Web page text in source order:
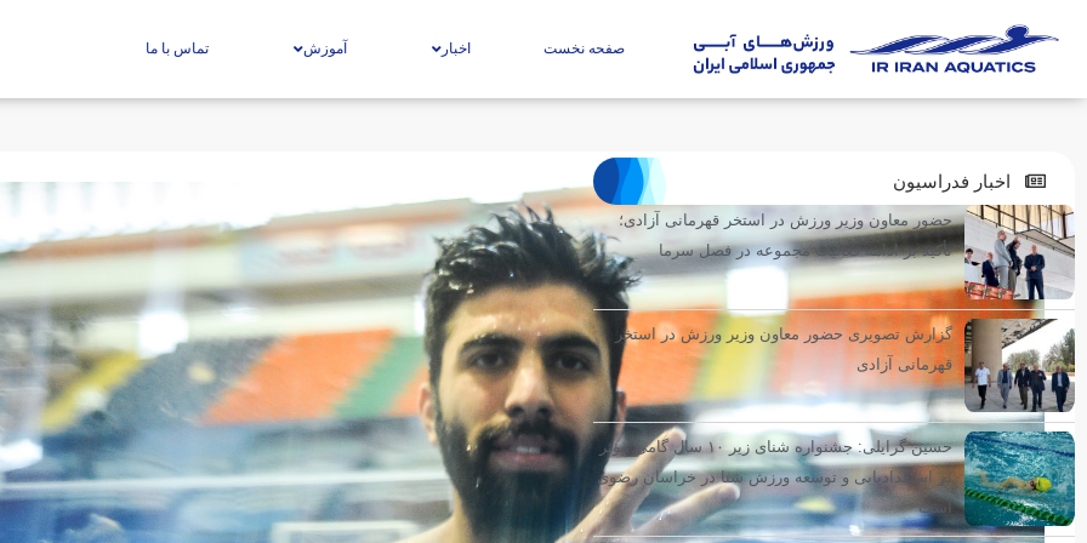
صفحه نخست اخبار آموزش تماس با ما
اخبار فدراسیون
حضور معاون وزیر ورزش در استخر قهرمانی آزادی؛
تأکید بر ادامه فعالیت مجموعه در فصل سرما
گزارش تصویری حضور معاون وزیر ورزش در استخر
قهرمانی آزادی
حسین گرایلی: جشنواره شنای زیر ۱۰ سال گامی مؤثر
در استعدادیابی و توسعه ورزش شنا در خراسان رضوی
است